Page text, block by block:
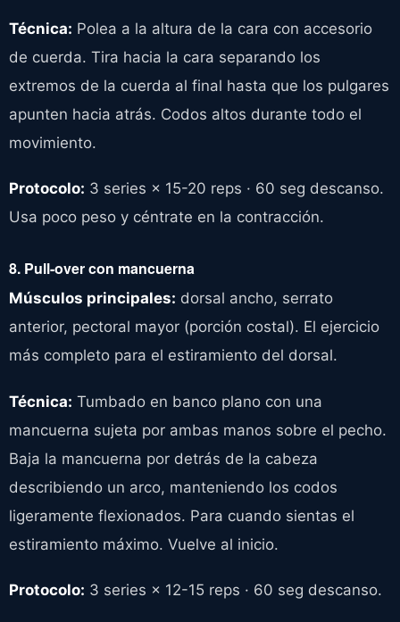
Técnica: Polea a la altura de la cara con accesorio
de cuerda. Tira hacia la cara separando los
extremos de la cuerda al final hasta que los pulgares
apunten hacia atrás. Codos altos durante todo el
movimiento.
Protocolo: 3 series × 15-20 reps · 60 seg descanso.
Usa poco peso y céntrate en la contracción.
8. Pull-over con mancuerna
Músculos principales: dorsal ancho, serrato
anterior, pectoral mayor (porción costal). El ejercicio
más completo para el estiramiento del dorsal.
Técnica: Tumbado en banco plano con una
mancuerna sujeta por ambas manos sobre el pecho.
Baja la mancuerna por detrás de la cabeza
describiendo un arco, manteniendo los codos
ligeramente flexionados. Para cuando sientas el
estiramiento máximo. Vuelve al inicio.
Protocolo: 3 series × 12-15 reps · 60 seg descanso.